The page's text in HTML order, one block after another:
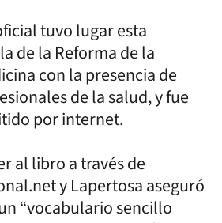
tuvo lugar esta
de la Reforma de la
con la presencia de
de la salud, y fue
por internet.
al libro a través de
y Lapertosa aseguró
“vocabulario sencillo